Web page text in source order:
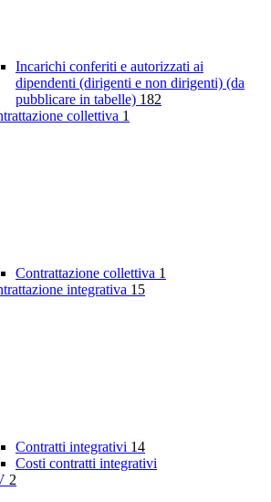
Incarichi conferiti e autorizzati ai
dipendenti (dirigenti e non dirigenti) (da
pubblicare in tabelle) 182
collettiva 1
Contrattazione collettiva 1
integrativa 15
Contratti integrativi 14
Costi contratti integrativi
2